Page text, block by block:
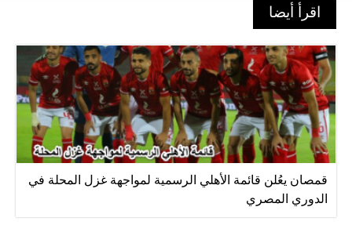
اقرأ أيضا
قمصان يعُلن قائمة الأهلي الرسمية لمواجهة غزل المحلة في
الدوري المصري